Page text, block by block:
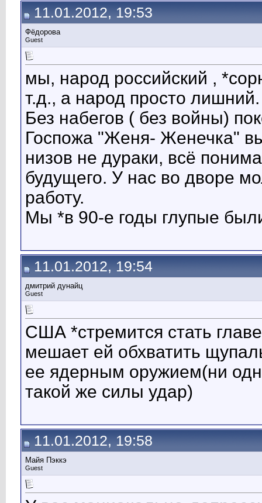
11.01.2012, 19:53
Фёдорова
Guest
мы, народ российский ,
т.д., а народ просто лишний.
Без набегов ( без войны)
Госпожа "Женя- Женечка"
низов не дураки, всё
будущего. У нас во дворе
работу.
Мы *в 90-е годы глупые
11.01.2012, 19:54
дмитрий дунайц
Guest
США *стремится стать
мешает ей обхватить
ее ядерным оружием(ни
такой же силы удар)
11.01.2012, 19:58
Mайя Пэккэ
Guest